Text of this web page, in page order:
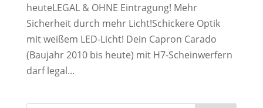
heuteLEGAL & OHNE Eintragung! Mehr
Sicherheit durch mehr Licht!Schickere Optik
mit weißem LED-Licht! Dein Capron Carado
(Baujahr 2010 bis heute) mit H7-Scheinwerfern
darf legal...